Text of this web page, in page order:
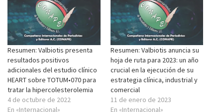
Resumen: Valbiotis presenta
resultados positivos
adicionales del estudio clínico
HEART sobre TOTUM•070 para
tratar la hipercolesterolemia
4 de octubre de 2022
En «Internacional»
Resumen: Valbiotis anuncia su
hoja de ruta para 2023: un año
crucial en la ejecución de su
estrategia clínica, industrial y
comercial
11 de enero de 2023
En «Internacional»